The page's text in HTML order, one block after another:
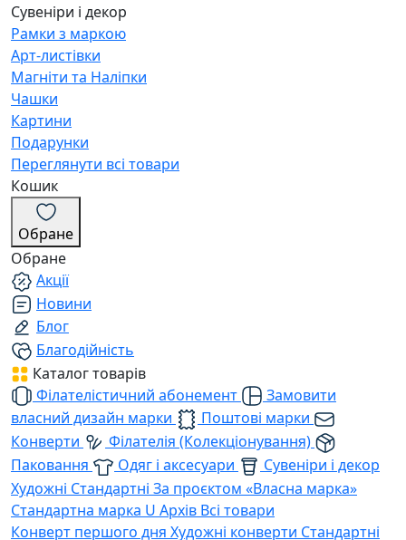
Сувеніри і декор
Рамки з маркою
Арт-листівки
Магніти та Наліпки
Чашки
Картини
Подарунки
Переглянути всі товари
Кошик
Обране
Обране
Акції
Новини
Блог
Благодійність
Каталог товарів
Філателістичний абонемент
Замовити
власний дизайн марки
Поштові марки
Конверти
Філателія (Колекціонування)
Паковання
Одяг і аксесуари
Сувеніри і декор
Художні Стандартні За проєктом «Власна марка»
Стандартна марка U Архів Всі товари
Конверт першого дня Художні конверти Стандартні